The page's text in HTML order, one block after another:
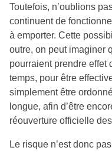
Toutefois, n’oublions
continuent de
à emporter. Cette
outre, on peut imaginer
pourraient prendre effet
temps, pour être
simplement être
longue, afin d’être
réouverture officielle
Le risque n’est donc